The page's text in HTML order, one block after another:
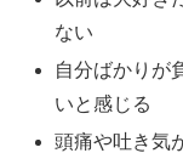
ない
自分ばかりが
いと感じる
頭痛や吐き気